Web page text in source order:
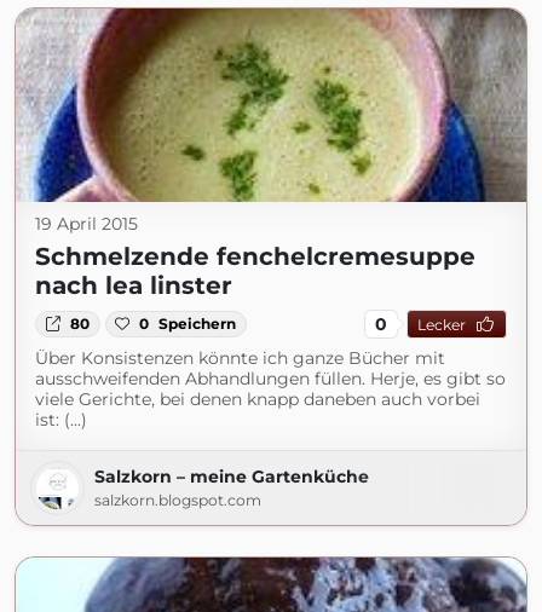
19 April 2015
Schmelzende fenchelcremesuppe
nach lea linster
80 0 Speichern 0 Lecker
Über Konsistenzen könnte ich ganze Bücher mit
ausschweifenden Abhandlungen füllen. Herje, es gibt so
viele Gerichte, bei denen knapp daneben auch vorbei
ist: (...)
Salzkorn – meine Gartenküche
salzkorn.blogspot.com